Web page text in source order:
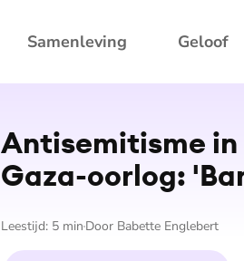
Samenleving Geloof
An­ti­se­mi­tis­me in
Gaza-oorlog:
Leestijd: 5 min Door Babette Englebert